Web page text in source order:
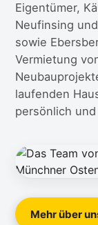
Eigentümer,
Neufinsing
sowie
Vermietung
laufenden
persönlich
Mehr über